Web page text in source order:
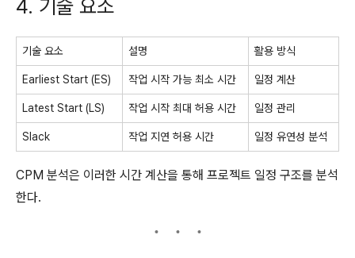
4. 기술 요소
기술 요소 설명 활용 방식
Earliest Start (ES) 작업 시작 가능 최소 시간 일정 계산
Latest Start (LS) 작업 시작 최대 허용 시간 일정 관리
Slack 작업 지연 허용 시간 일정 유연성 분석
CPM 분석은 이러한 시간 계산을 통해 프로젝트 일정 구조를 분석
한다.